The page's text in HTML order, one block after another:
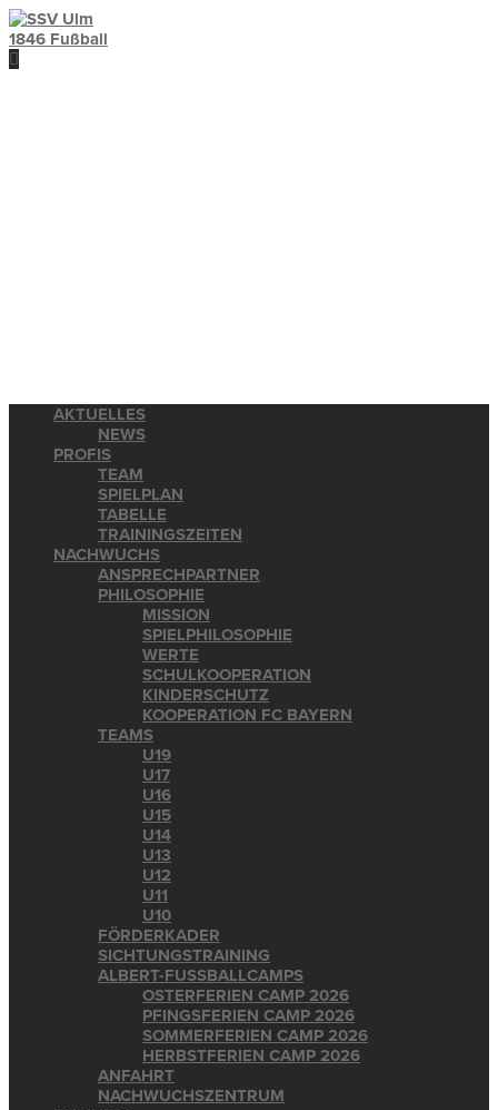
AKTUELLES
NEWS
PROFIS
TEAM
SPIELPLAN
TABELLE
TRAININGSZEITEN
NACHWUCHS
ANSPRECHPARTNER
PHILOSOPHIE
MISSION
SPIELPHILOSOPHIE
WERTE
SCHULKOOPERATION
KINDERSCHUTZ
KOOPERATION FC BAYERN
TEAMS
U19
U17
U16
U15
U14
U13
U12
U11
U10
FÖRDERKADER
SICHTUNGSTRAINING
ALBERT-FUSSBALLCAMPS
OSTERFERIEN CAMP 2026
PFINGSFERIEN CAMP 2026
SOMMERFERIEN CAMP 2026
HERBSTFERIEN CAMP 2026
ANFAHRT
NACHWUCHSZENTRUM